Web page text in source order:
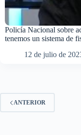
Policía Nacional sobre
tenemos un sistema de
12 de julio de
ANTERIOR